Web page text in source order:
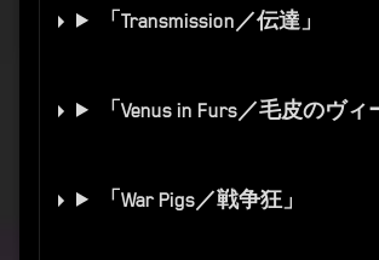
「Transmission／伝達」
「Venus in Furs／毛皮のヴィ
「War Pigs／戦争狂」